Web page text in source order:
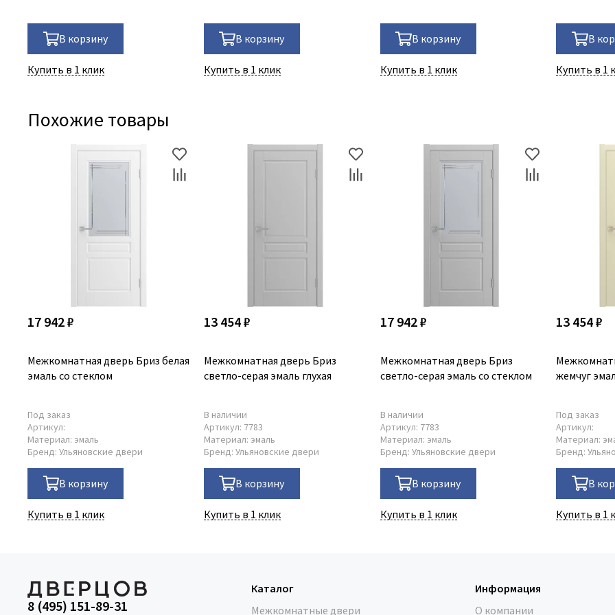
В корзину
Купить в 1 клик
В корзину
Купить в 1 клик
В корзину
Купить в 1 клик
В
Купить в 1
Похожие товары
17 942 ₽
Межкомнатная дверь Бриз белая
эмаль со стеклом
Под заказ
Артикул:
Материал: эмаль
Бренд: Ульяновские двери
В корзину
Купить в 1 клик
13 454 ₽
Межкомнатная дверь Бриз
светло-серая эмаль глухая
В наличии
Артикул: 7783
Материал: эмаль
Бренд: Ульяновские двери
В корзину
Купить в 1 клик
17 942 ₽
Межкомнатная дверь Бриз
светло-серая эмаль со стеклом
В наличии
Артикул: 7783
Материал: эмаль
Бренд: Ульяновские двери
В корзину
Купить в 1 клик
13 454 ₽
жемчуг
Под заказ
Артикул:
Материал:
Бренд:
В
Купить в 1
8 (495) 151-89-31
Каталог
Межкомнатные двери
Информация
О компании